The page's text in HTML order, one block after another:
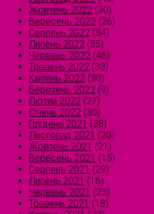
Жовтень 2022 (30)
Вересень 2022 (26)
Серпень 2022 (34)
Липень 2022 (35)
Червень 2022 (46)
Травень 2022 (33)
Квітень 2022 (30)
Березень 2022 (9)
Лютий 2022 (27)
Січень 2022 (30)
Грудень 2021 (38)
Листопад 2021 (20)
Жовтень 2021 (21)
Вересень 2021 (15)
Серпень 2021 (29)
Липень 2021 (16)
Червень 2021 (23)
Травень 2021 (18)